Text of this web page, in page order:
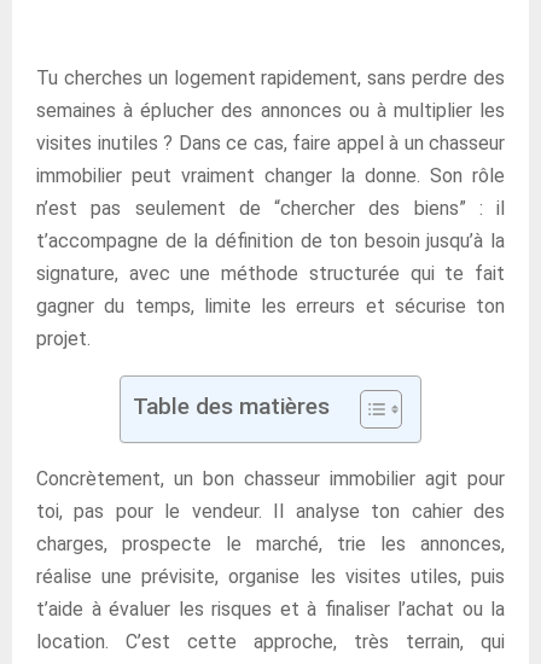
Tu cherches un logement rapidement, sans perdre des
semaines à éplucher des annonces ou à multiplier les
visites inutiles ? Dans ce cas, faire appel à un chasseur
immobilier peut vraiment changer la donne. Son rôle
n’est pas seulement de “chercher des biens” : il
t’accompagne de la définition de ton besoin jusqu’à la
signature, avec une méthode structurée qui te fait
gagner du temps, limite les erreurs et sécurise ton
projet.
Table des matières
Concrètement, un bon chasseur immobilier agit pour
toi, pas pour le vendeur. Il analyse ton cahier des
charges, prospecte le marché, trie les annonces,
réalise une prévisite, organise les visites utiles, puis
t’aide à évaluer les risques et à finaliser l’achat ou la
location. C’est cette approche, très terrain, qui